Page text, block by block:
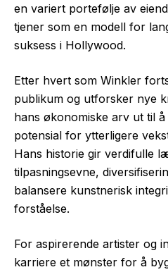
en variert portefølje av
tjener som en modell for
suksess i Hollywood.
Etter hvert som Winkler
publikum og utforsker nye
hans økonomiske arv ut til
potensial for ytterligere
Hans historie gir verdifulle
tilpasningsevne,
balansere kunstnerisk
forståelse.
For aspirerende artister og
karriere et mønster for å